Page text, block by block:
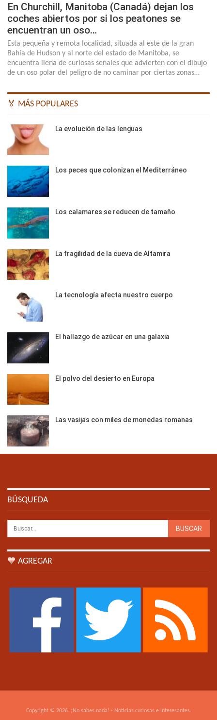
En Churchill, Manitoba (Canadá) dejan los
coches abiertos por si los peatones se
encuentran un oso…
Esta pequeña y remota localidad, situada al este de la gran
Bahía de Hudson y al norte del estado de Manitoba, se
encuentra llena de curiosas señales que advierten con el dibujo
de un oso polar del peligro de no caminar por ciertas zonas…
🏅 MÁS POPULARES
La evolución de las lenguas
Los peces que colonizan el Mediterráneo
Los calamares se reducen de tamaño
La fragilidad de la cueva de Altamira
La tecnología afecta nuestro cuerpo
El hallazgo de azúcar en una galaxia
El polvo del desierto en Europa
Las vasijas con miles de monedas romanas
BÚSQUEDA
💙 AGREGAR
Copyright © 2026. ¡No sabes nada! - Noticias curiosas e interesantes.